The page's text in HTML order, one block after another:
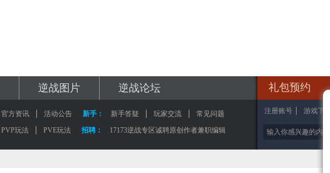
礼包预约
注册账号 游戏下载
逆战图片 逆战论坛
官方资讯 活动公告 新手： 新手答疑 玩家交流
常见问题
PVP玩法 PVE玩法 招聘： 17173逆战专区诚聘原创作者兼职编辑